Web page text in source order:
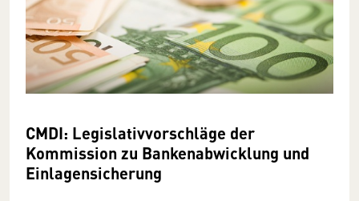
CMDI: Legislativvorschläge der
Kommission zu Bankenabwicklung und
Einlagensicherung